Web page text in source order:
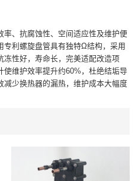
率、抗腐蚀性、空间适应性及维护便
专利螺旋盘管具有独特Ω结构，采用
冻性好，寿命长，完美适配改造项
使维护效率提升约60%，杜绝结垢导
减少换热器的漏热，维护成本大幅度